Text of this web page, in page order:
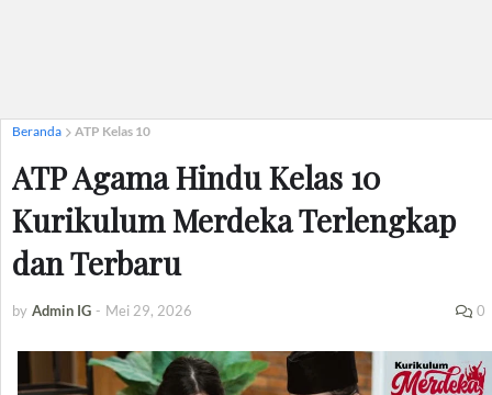
Beranda ATP Kelas 10
ATP Agama Hindu Kelas 10
Kurikulum Merdeka Terlengkap
dan Terbaru
by Admin IG - Mei 29, 2026 0